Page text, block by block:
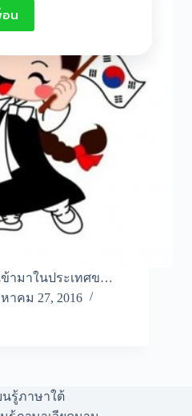
อน
ามาในประเทศข…
าคม 27, 2016
นรู้ภาษาใต้